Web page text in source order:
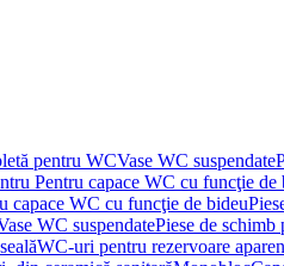
pentru WCVase WC suspendate
Pentru capace WC cu funcţie de
capace WC cu funcţie de bideu
WC suspendatePiese de schimb
WC-uri pentru rezervoare